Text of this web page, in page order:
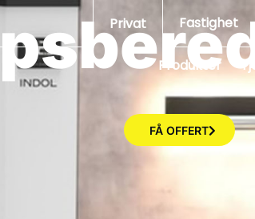
Privat Fastighet
Produkter
FÅ OFFERT